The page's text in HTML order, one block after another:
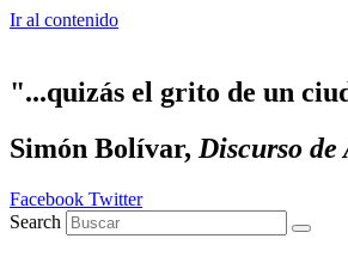
Ir al contenido
"...quizás el grito de un
Simón Bolívar, Discurso de
Facebook Twitter
Search